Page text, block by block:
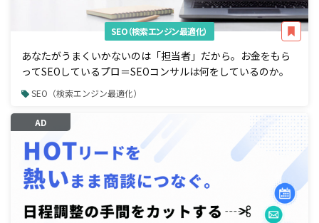
SEO（検索エンジン最適化）
あなたがうまくいかないのは「担当者」だから。お金をもら
ってSEOしているプロ＝SEOコンサルは何をしているのか。
SEO（検索エンジン最適化）
AD